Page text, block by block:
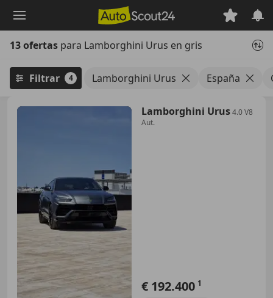
principal
13 ofertas para Lamborghini Urus en gris
Filtrar 4 Lamborghini Urus España
Lamborghini Urus4.0 V8
Aut.
€ 192.400 1